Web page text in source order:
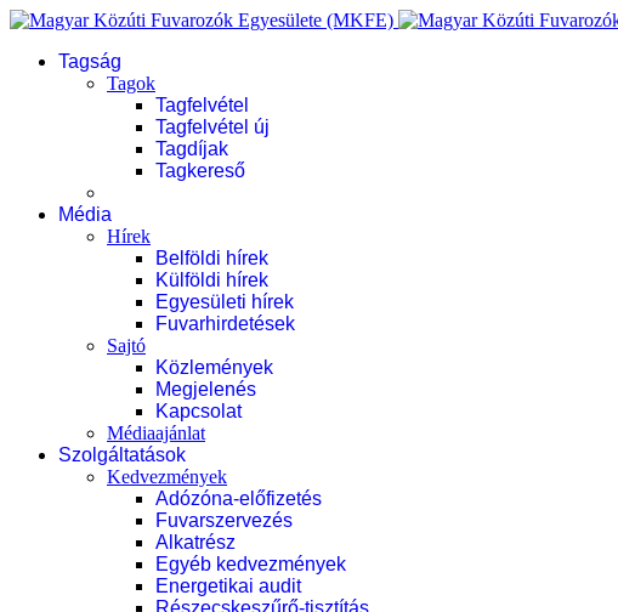
Tagság
Tagok
Tagfelvétel
Tagfelvétel új
Tagdíjak
Tagkereső
Média
Hírek
Belföldi hírek
Külföldi hírek
Egyesületi hírek
Fuvarhirdetések
Sajtó
Közlemények
Megjelenés
Kapcsolat
Médiaajánlat
Szolgáltatások
Kedvezmények
Adózóna-előfizetés
Fuvarszervezés
Alkatrész
Egyéb kedvezmények
Energetikai audit
Részecskeszűrő-tisztítás